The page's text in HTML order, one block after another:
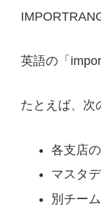
英語の「
たとえば、次
各支店
マスタ
別チー